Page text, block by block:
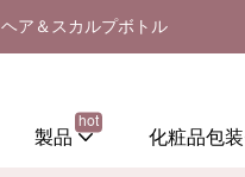
ア＆スカルプボトル
製品
hot
化粧品包